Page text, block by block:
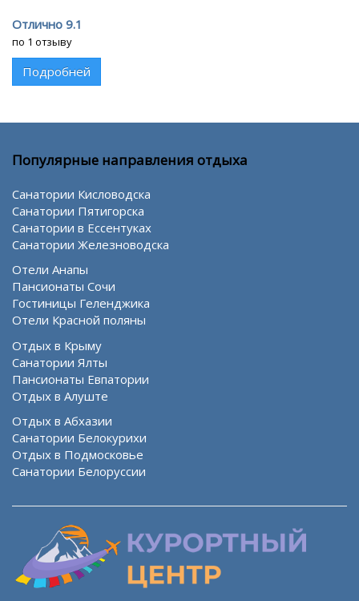
Отлично 9.1
по 1 отзыву
Подробней
Популярные направления отдыха
Санатории Кисловодска
Санатории Пятигорска
Санатории в Ессентуках
Санатории Железноводска
Отели Анапы
Пансионаты Сочи
Гостиницы Геленджика
Отели Красной поляны
Отдых в Крыму
Санатории Ялты
Пансионаты Евпатории
Отдых в Алуште
Отдых в Абхазии
Санатории Белокурихи
Отдых в Подмосковье
Санатории Белоруссии